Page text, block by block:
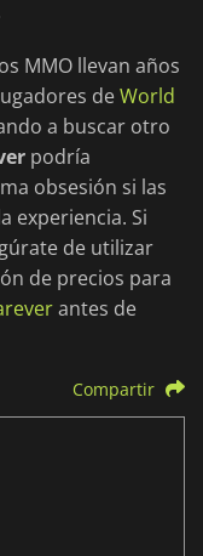
MMO llevan años
deWorld
a buscar otro
podría
obsesión si las
experiencia. Si
de utilizar
de precios para
antes de
Compartir